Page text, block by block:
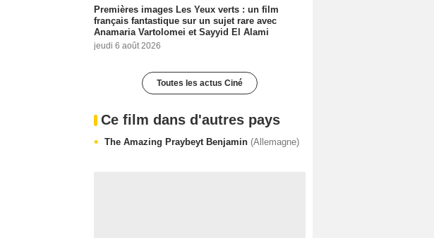
Premières images Les Yeux verts : un film
français fantastique sur un sujet rare avec
Anamaria Vartolomei et Sayyid El Alami
jeudi 6 août 2026
Toutes les actus Ciné
Ce film dans d'autres pays
The Amazing Praybeyt Benjamin (Allemagne)